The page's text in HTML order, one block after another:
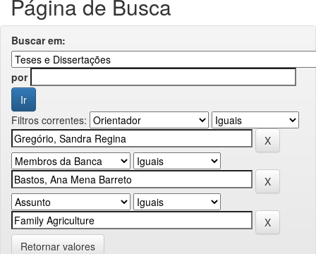
Página de Busca
Buscar em:
por
Filtros correntes:
Retornar valores